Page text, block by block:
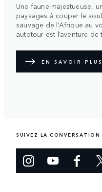
Une faune majestueuse,
paysages à couper le
sauvage de l’Afrique au
autotour est l’aventure de
EN SAVOIR PLUS
SUIVEZ LA CONVERSATION